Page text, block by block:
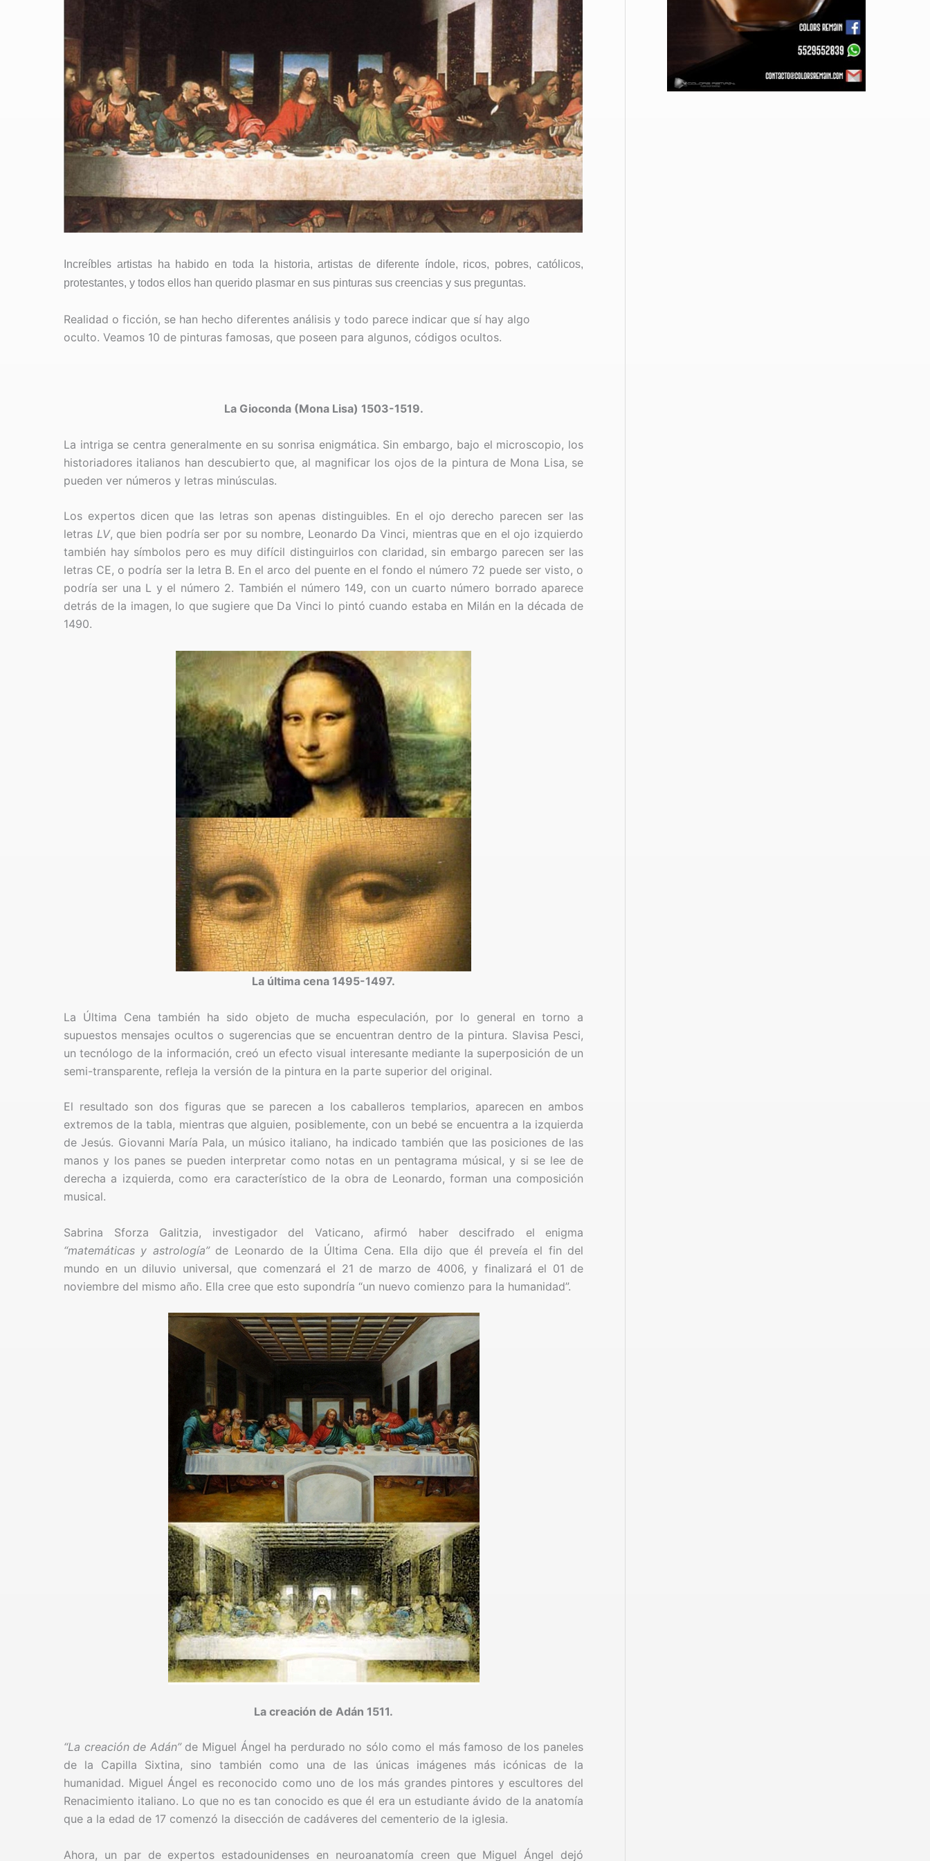
Increíbles artistas ha habido en toda la historia, artistas de diferente índole, ricos, pobres, católicos,
protestantes, y todos ellos han querido plasmar en sus pinturas sus creencias y sus preguntas.
Realidad o ficción, se han hecho diferentes análisis y todo parece indicar que sí hay algo
oculto. Veamos 10 de pinturas famosas, que poseen para algunos, códigos ocultos.
La Gioconda (Mona Lisa) 1503-1519.
La intriga se centra generalmente en su sonrisa enigmática. Sin embargo, bajo el microscopio, los
historiadores italianos han descubierto que, al magnificar los ojos de la pintura de Mona Lisa, se
pueden ver números y letras minúsculas.
Los expertos dicen que las letras son apenas distinguibles. En el ojo derecho parecen ser las
letras LV, que bien podría ser por su nombre, Leonardo Da Vinci, mientras que en el ojo izquierdo
también hay símbolos pero es muy difícil distinguirlos con claridad, sin embargo parecen ser las
letras CE, o podría ser la letra B. En el arco del puente en el fondo el número 72 puede ser visto, o
podría ser una L y el número 2. También el número 149, con un cuarto número borrado aparece
detrás de la imagen, lo que sugiere que Da Vinci lo pintó cuando estaba en Milán en la década de
1490.
La última cena 1495-1497.
La Última Cena también ha sido objeto de mucha especulación, por lo general en torno a
supuestos mensajes ocultos o sugerencias que se encuentran dentro de la pintura. Slavisa Pesci,
un tecnólogo de la información, creó un efecto visual interesante mediante la superposición de un
semi-transparente, refleja la versión de la pintura en la parte superior del original.
El resultado son dos figuras que se parecen a los caballeros templarios, aparecen en ambos
extremos de la tabla, mientras que alguien, posiblemente, con un bebé se encuentra a la izquierda
de Jesús. Giovanni María Pala, un músico italiano, ha indicado también que las posiciones de las
manos y los panes se pueden interpretar como notas en un pentagrama músical, y si se lee de
derecha a izquierda, como era característico de la obra de Leonardo, forman una composición
musical.
Sabrina Sforza Galitzia, investigador del Vaticano, afirmó haber descifrado el enigma
“matemáticas y astrología”de Leonardo de la Última Cena. Ella dijo que él preveía el fin del
mundo en un diluvio universal, que comenzará el 21 de marzo de 4006, y finalizará el 01 de
noviembre del mismo año. Ella cree que esto supondría “un nuevo comienzo para la humanidad”.
La creación de Adán 1511.
“La creación de Adán”de Miguel Ángel ha perdurado no sólo como el más famoso de los paneles
de la Capilla Sixtina, sino también como una de las únicas imágenes más icónicas de la
humanidad. Miguel Ángel es reconocido como uno de los más grandes pintores y escultores del
Renacimiento italiano. Lo que no es tan conocido es que él era un estudiante ávido de la anatomía
que a la edad de 17 comenzó la disección de cadáveres del cementerio de la iglesia.
Ahora, un par de expertos estadounidenses en neuroanatomía creen que Miguel Ángel dejó